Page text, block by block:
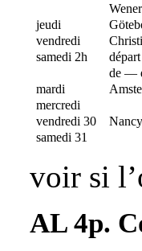
jeudi
vendredi
samedi 2h
de —
mardi
mercredi
vendredi 30
Nancy
samedi 31
voir si
AL 4p.